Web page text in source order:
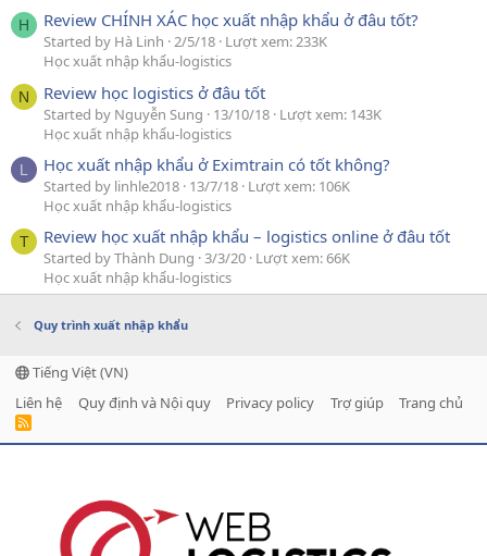
H Review CHÍNH XÁC học xuất nhập khẩu ở đâu tốt?
Started by Hà Linh 2/5/18 Lượt xem: 233K
Học xuất nhập khẩu-logistics
N Review học logistics ở đâu tốt
Started by Nguyễn Sung 13/10/18 Lượt xem: 143K
Học xuất nhập khẩu-logistics
L Học xuất nhập khẩu ở Eximtrain có tốt không?
Started by linhle2018 13/7/18 Lượt xem: 106K
Học xuất nhập khẩu-logistics
T Review học xuất nhập khẩu – logistics online ở đâu tốt
Started by Thành Dung 3/3/20 Lượt xem: 66K
Học xuất nhập khẩu-logistics
Quy trình xuất nhập khẩu
Tiếng Việt (VN)
Liên hệ
Quy định và Nội quy Privacy policy Trợ giúp Trang chủ
R